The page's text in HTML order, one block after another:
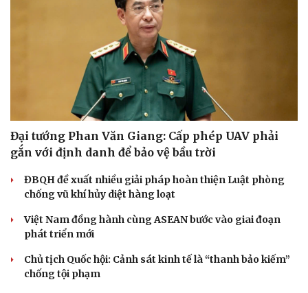
Đại tướng Phan Văn Giang: Cấp phép UAV phải
gắn với định danh để bảo vệ bầu trời
ĐBQH đề xuất nhiều giải pháp hoàn thiện Luật phòng
chống vũ khí hủy diệt hàng loạt
Việt Nam đồng hành cùng ASEAN bước vào giai đoạn
phát triển mới
Chủ tịch Quốc hội: Cảnh sát kinh tế là “thanh bảo kiếm”
chống tội phạm